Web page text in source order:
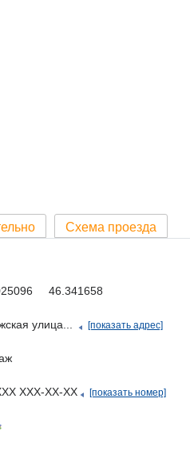
Схема проезда
46.341658
улица... [показать адрес]
ХХХ-ХХ-ХХ [показать номер]